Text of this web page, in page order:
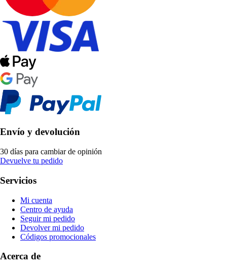
Envío y devolución
30 días para cambiar de opinión
Devuelve tu pedido
Servicios
Mi cuenta
Centro de ayuda
Seguir mi pedido
Devolver mi pedido
Códigos promocionales
Acerca de